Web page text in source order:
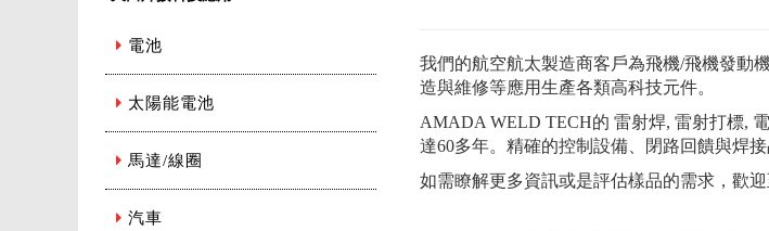
電池
太陽能電池
馬達/線圈
汽車
我們的航空航太製造商客戶為飛機/飛機發動
造與維修等應用生產各類高科技元件。
AMADA WELD TECH的 雷射焊, 雷射打標,
達60多年。精確的控制設備、閉路回饋與焊
如需瞭解更多資訊或是評估樣品的需求，歡